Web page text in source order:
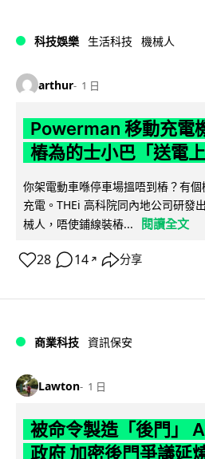
科技娛樂 生活科技 機械人
arthur 1 日
Powerman 移動充電
樁為的士小巴「送電上
你架電動車喺停車場搵唔到樁？有
充電。THEi 高科院同內地公司研發
械人，唔使鋪線裝樁...
閱讀全文
28 14 ↗ 分享
商業科技 資訊保安
Lawton 1 日
被命令製造「後門」
政府 加密後門爭議延